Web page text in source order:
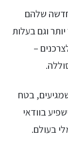
שלהם
וגם בעלות
–
בטח
בוודאי
בעולם.